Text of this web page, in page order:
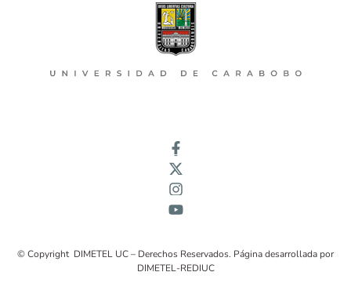
© Copyright DIMETEL UC – Derechos Reservados. Página desarrollada por
DIMETEL-REDIUC